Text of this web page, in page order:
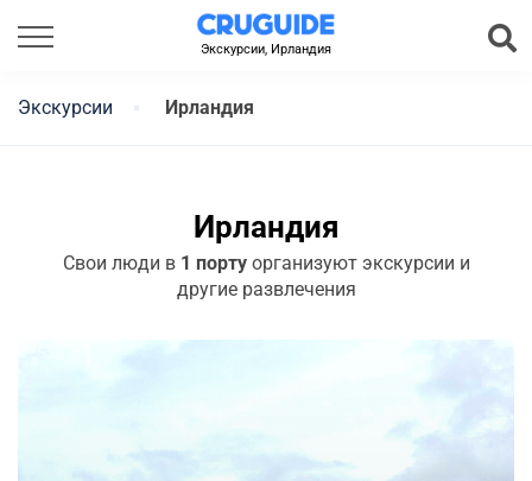
Экскурсии, Ирландия
Экскурсии Ирландия
Ирландия
Свои люди в 1 портуорганизуют экскурсии и
другие развлечения